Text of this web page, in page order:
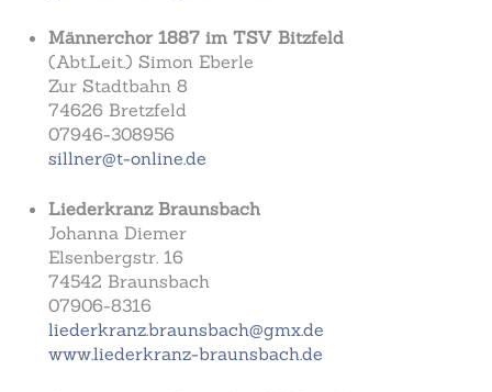
Männerchor 1887 im TSV Bitzfeld
(Abt.Leit.) Simon Eberle
Zur Stadtbahn 8
74626 Bretzfeld
07946-308956
sillner@t-online.de
Liederkranz Braunsbach
Johanna Diemer
Elsenbergstr. 16
74542 Braunsbach
07906-8316
liederkranz.braunsbach@gmx.de
www.liederkranz-braunsbach.de